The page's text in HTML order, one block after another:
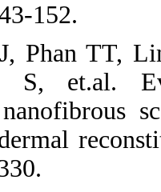
C.
32. Chang
PCL/gelatin
and layered
2007; 3:321-